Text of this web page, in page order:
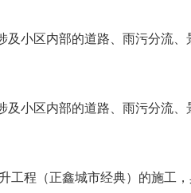
小区内部的道路、雨污分流
小区内部的道路、雨污分流
工程（正鑫城市经典）的施工